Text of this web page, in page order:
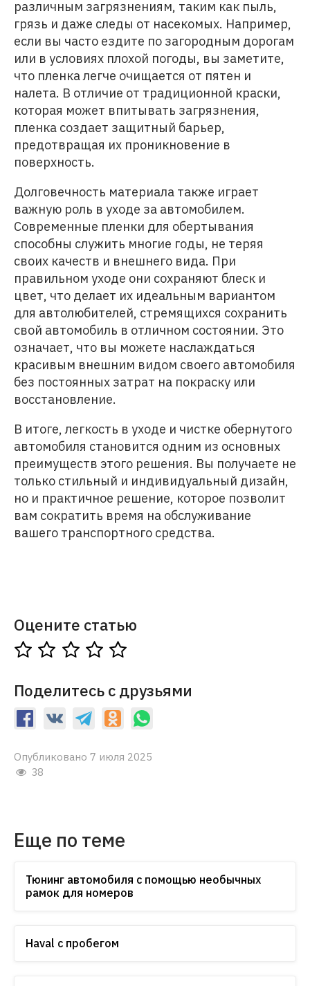
различным загрязнениям, таким как пыль,
грязь и даже следы от насекомых. Например,
если вы часто ездите по загородным дорогам
или в условиях плохой погоды, вы заметите,
что пленка легче очищается от пятен и
налета. В отличие от традиционной краски,
которая может впитывать загрязнения,
пленка создает защитный барьер,
предотвращая их проникновение в
поверхность.
Долговечность материала также играет
важную роль в уходе за автомобилем.
Современные пленки для обертывания
способны служить многие годы, не теряя
своих качеств и внешнего вида. При
правильном уходе они сохраняют блеск и
цвет, что делает их идеальным вариантом
для автолюбителей, стремящихся сохранить
свой автомобиль в отличном состоянии. Это
означает, что вы можете наслаждаться
красивым внешним видом своего автомобиля
без постоянных затрат на покраску или
восстановление.
В итоге, легкость в уходе и чистке обернутого
автомобиля становится одним из основных
преимуществ этого решения. Вы получаете не
только стильный и индивидуальный дизайн,
но и практичное решение, которое позволит
вам сократить время на обслуживание
вашего транспортного средства.
Оцените статью
Поделитесь с друзьями
Опубликовано 7 июля 2025
38
Еще по теме
Тюнинг автомобиля с помощью необычных
рамок для номеров
Haval с пробегом